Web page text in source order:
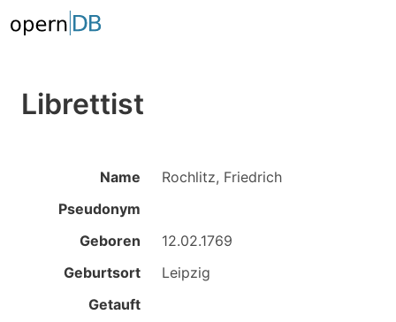
Librettist
Name
Rochlitz, Friedrich
Pseudonym
Geboren
12.02.1769
Geburtsort
Leipzig
Getauft